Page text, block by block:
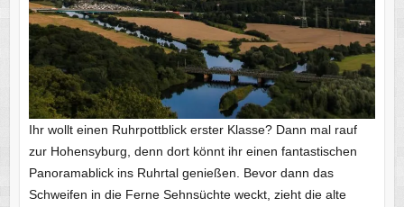
Ihr wollt einen Ruhrpottblick erster Klasse? Dann mal rauf
zur Hohensyburg, denn dort könnt ihr einen fantastischen
Panoramablick ins Ruhrtal genießen. Bevor dann das
Schweifen in die Ferne Sehnsüchte weckt, zieht die alte